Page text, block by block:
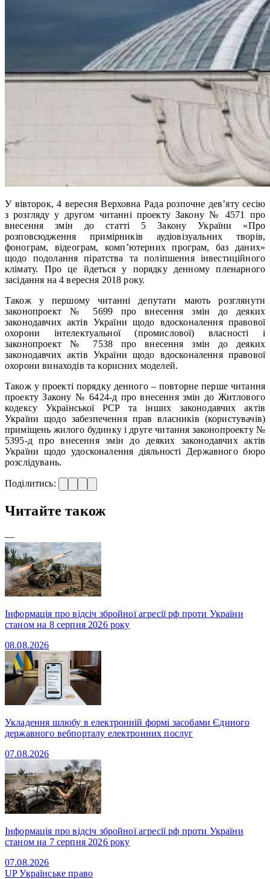
У вівторок, 4 вересня Верховна Рада розпочне дев’яту сесію
з розгляду у другом читанні проекту Закону № 4571 про
внесення змін до статті 5 Закону України «Про
розповсюдження примірників аудіовізуальних творів,
фонограм, відеограм, комп’ютерних програм, баз даних»
щодо подолання піратства та поліпшення інвестиційного
клімату. Про це йдеться у порядку денному пленарного
засідання на 4 вересня 2018 року.
Також у першому читанні депутати мають розглянути
законопроект № 5699 про внесення змін до деяких
законодавчих актів України щодо вдосконалення правової
охорони інтелектуальної (промислової) власності і
законопроект № 7538 про внесення змін до деяких
законодавчих актів України щодо вдосконалення правової
охорони винаходів та корисних моделей.
Також у проекті порядку денного – повторне перше читання
проекту Закону № 6424-д про внесення змін до Житлового
кодексу Української РСР та інших законодавчих актів
України щодо забезпечення прав власників (користувачів)
приміщень жилого будинку і друге читання законопроекту №
5395-д про внесення змін до деяких законодавчих актів
України щодо удосконалення діяльності Державного бюро
розслідувань.
Поділитись:
Читайте також
—
Інформація про відсіч збройної агресії рф проти України
станом на 8 серпня 2026 року
08.08.2026
Укладення шлюбу в електронній формі засобами Єдиного
державного вебпорталу електронних послуг
07.08.2026
Інформація про відсіч збройної агресії рф проти України
станом на 7 серпня 2026 року
07.08.2026
UPУкраїнське право